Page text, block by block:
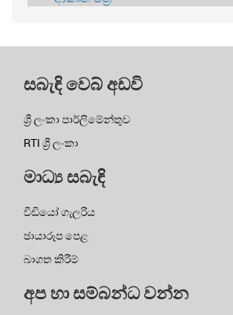
සබැඳි වෙබ් අඩවි
ශ්‍රී ලංකා පාර්ලිමේන්තුව
RTI ශ්‍රී ලංකා
මාධ්‍ය සබැඳි
වීඩියෝ ගැලරිය
ඡායාරූප පෙළ
බාගත කිරීම්
අප හා සම්බන්ධ වන්න